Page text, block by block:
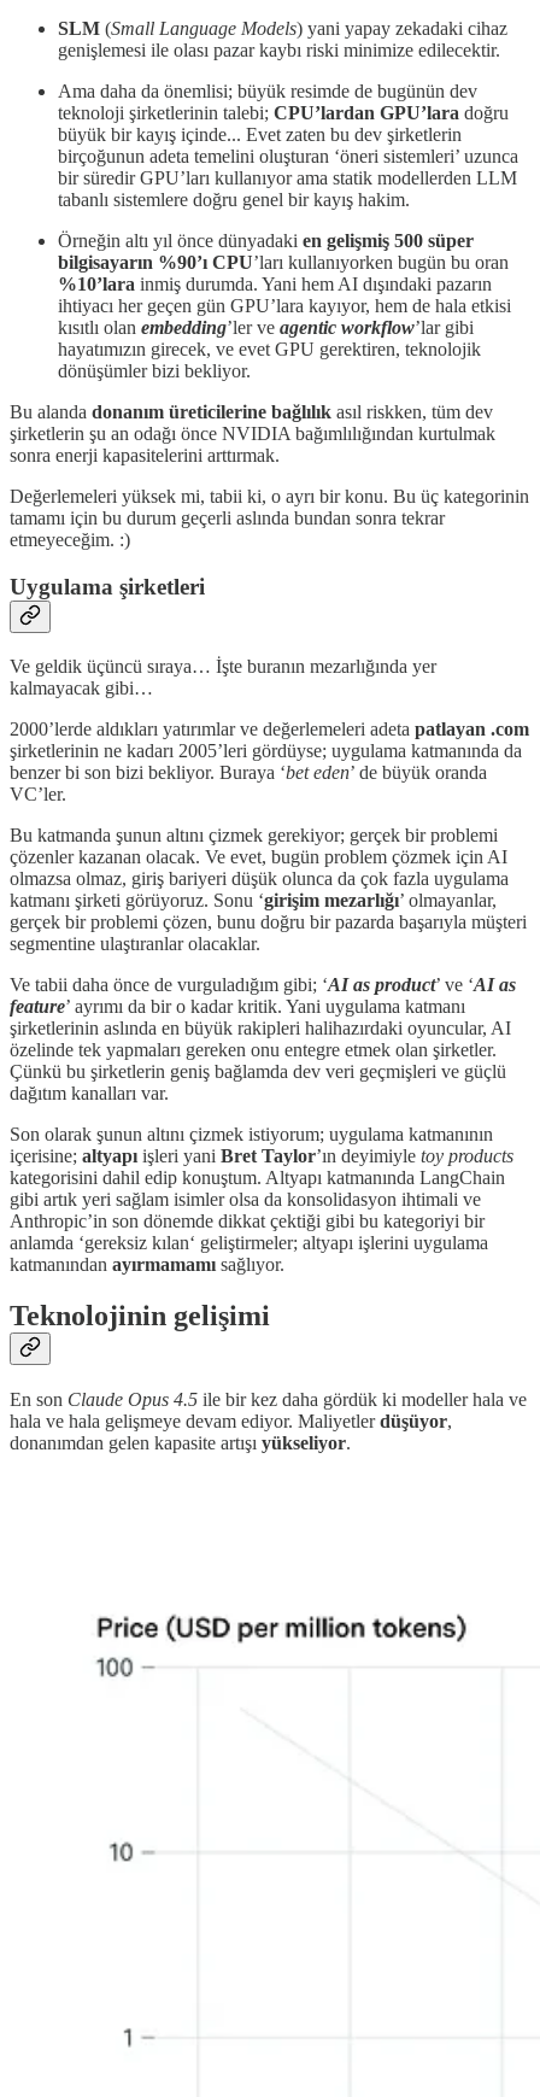
SLM (Small Language Models) yani yapay zekadaki cihaz
genişlemesi ile olası pazar kaybı riski minimize edilecektir.
Ama daha da önemlisi; büyük resimde de bugünün dev
teknoloji şirketlerinin talebi; CPU’lardan GPU’lara doğru
büyük bir kayış içinde... Evet zaten bu dev şirketlerin
birçoğunun adeta temelini oluşturan ‘öneri sistemleri’ uzunca
bir süredir GPU’ları kullanıyor ama statik modellerden LLM
tabanlı sistemlere doğru genel bir kayış hakim.
Örneğin altı yıl önce dünyadaki en gelişmiş 500 süper
bilgisayarın %90’ı CPU’ları kullanıyorken bugün bu oran
%10’lara inmiş durumda. Yani hem AI dışındaki pazarın
ihtiyacı her geçen gün GPU’lara kayıyor, hem de hala etkisi
kısıtlı olan embedding’ler ve agentic workflow’lar gibi
hayatımızın girecek, ve evet GPU gerektiren, teknolojik
dönüşümler bizi bekliyor.
Bu alanda donanım üreticilerine bağlılık asıl riskken, tüm dev
şirketlerin şu an odağı önce NVIDIA bağımlılığından kurtulmak
sonra enerji kapasitelerini arttırmak.
Değerlemeleri yüksek mi, tabii ki, o ayrı bir konu. Bu üç kategorinin
tamamı için bu durum geçerli aslında bundan sonra tekrar
etmeyeceğim. :)
Uygulama şirketleri
Ve geldik üçüncü sıraya… İşte buranın mezarlığında yer
kalmayacak gibi…
2000’lerde aldıkları yatırımlar ve değerlemeleri adeta patlayan .com
şirketlerinin ne kadarı 2005’leri gördüyse; uygulama katmanında da
benzer bi son bizi bekliyor. Buraya ‘bet eden’ de büyük oranda
VC’ler.
Bu katmanda şunun altını çizmek gerekiyor; gerçek bir problemi
çözenler kazanan olacak. Ve evet, bugün problem çözmek için AI
olmazsa olmaz, giriş bariyeri düşük olunca da çok fazla uygulama
katmanı şirketi görüyoruz. Sonu ‘girişim mezarlığı’ olmayanlar,
gerçek bir problemi çözen, bunu doğru bir pazarda başarıyla müşteri
segmentine ulaştıranlar olacaklar.
Ve tabii daha önce de vurguladığım gibi; ‘AI as product’ ve ‘AI as
feature’ ayrımı da bir o kadar kritik. Yani uygulama katmanı
şirketlerinin aslında en büyük rakipleri halihazırdaki oyuncular, AI
özelinde tek yapmaları gereken onu entegre etmek olan şirketler.
Çünkü bu şirketlerin geniş bağlamda dev veri geçmişleri ve güçlü
dağıtım kanalları var.
Son olarak şunun altını çizmek istiyorum; uygulama katmanının
içerisine; altyapı işleri yani Bret Taylor’ın deyimiyle toy products
kategorisini dahil edip konuştum. Altyapı katmanında LangChain
gibi artık yeri sağlam isimler olsa da konsolidasyon ihtimali ve
Anthropic’in son dönemde dikkat çektiği gibi bu kategoriyi bir
anlamda ‘gereksiz kılan‘ geliştirmeler; altyapı işlerini uygulama
katmanından ayırmamamı sağlıyor.
Teknolojinin gelişimi
En son Claude Opus 4.5 ile bir kez daha gördük ki modeller hala ve
hala ve hala gelişmeye devam ediyor. Maliyetlerdüşüyor,
donanımdan gelen kapasite artışı yükseliyor.